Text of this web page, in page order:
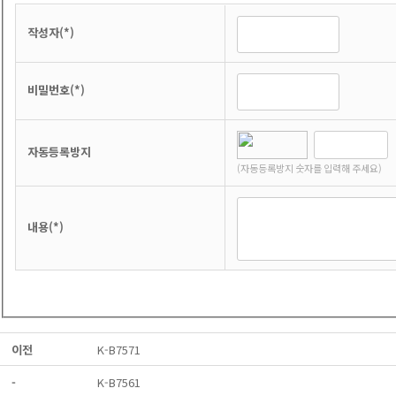
작성자(*)
비밀번호(*)
자동등록방지
(자동등록방지 숫자를 입력해 주세요)
내용(*)
이전
K-B7571
-
K-B7561